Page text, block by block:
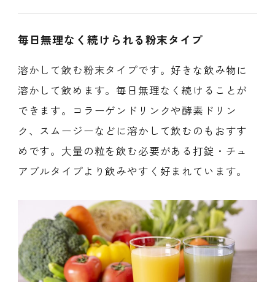
毎日無理なく続けられる粉末タイプ
溶かして飲む粉末タイプです。好きな飲み物に
溶かして飲めます。毎日無理なく続けることが
できます。コラーゲンドリンクや酵素ドリン
ク、スムージーなどに溶かして飲むのもおすす
めです。大量の粒を飲む必要がある打錠・チュ
アブルタイプより飲みやすく好まれています。